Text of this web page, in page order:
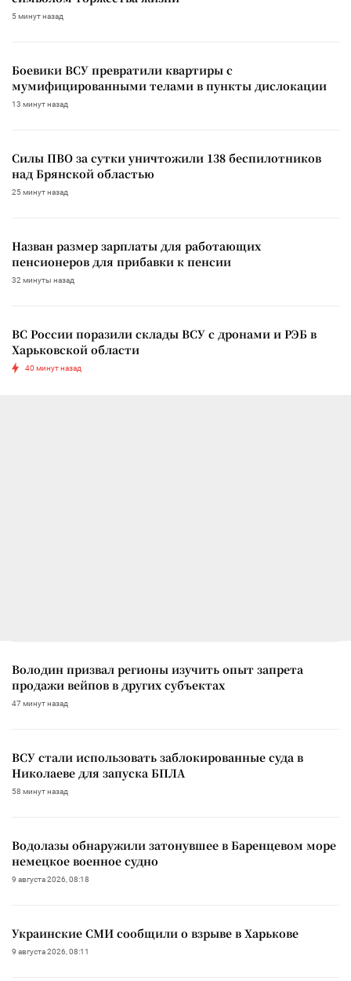
5 минут назад
Боевики ВСУ превратили квартиры с
мумифицированными телами в пункты дислокации
13 минут назад
Силы ПВО за сутки уничтожили 138 беспилотников
над Брянской областью
25 минут назад
Назван размер зарплаты для работающих
пенсионеров для прибавки к пенсии
32 минуты назад
ВС России поразили склады ВСУ с дронами и РЭБ в
Харьковской области
40 минут назад
Володин призвал регионы изучить опыт запрета
продажи вейпов в других субъектах
47 минут назад
ВСУ стали использовать заблокированные суда в
Николаеве для запуска БПЛА
58 минут назад
Водолазы обнаружили затонувшее в Баренцевом море
немецкое военное судно
9 августа 2026, 08:18
Украинские СМИ сообщили о взрыве в Харькове
9 августа 2026, 08:11